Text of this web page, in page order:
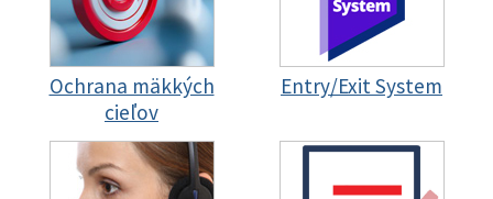
Ochrana mäkkých
cieľov
Entry/Exit System